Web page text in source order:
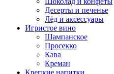
Десерты и печенье
Лёд и аксессуары
Игристое вино
Шампанское
Просекко
Кава
Креман
Крепкие напитки